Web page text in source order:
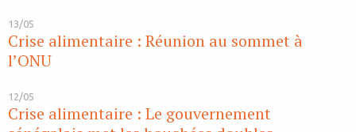
13/05
Crise alimentaire : Réunion au sommet à
l’ONU
12/05
Crise alimentaire : Le gouvernement